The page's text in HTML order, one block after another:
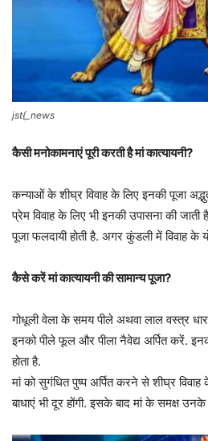
jst{_news
कैसी मनोकामनाएं पूरी करती है मां कात्यायनी?
कन्याओं के शीघ्र विवाह के लिए इनकी पूजा
प्रेम विवाह के लिए भी इनकी उपासना की
पूजा फलदायी होती है. अगर कुंडली में विवाह के
कैसे करें मां कात्यायनी की सामान्य पूजा?
गोधूली वेला के समय पीले अथवा लाल वस्त्र
इनको पीले फूल और पीला नैवेद्य अर्पित करें.
होता है.
मां को सुगंधित पुष्प अर्पित करने से शीघ्र
बाधाएं भी दूर होंगी. इसके बाद मां के समक्ष